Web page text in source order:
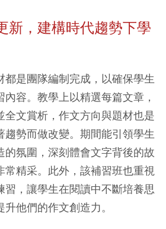
新，建構時代趨勢下學
都是團隊編制完成，以確保學生
容。教學上以精選每篇文章，
全文賞析，作文方向與題材也是
趨勢而做改變。期間能引領學生
的氛圍，深刻體會文字背後的故
常精采。此外，該補習班也重視
習，讓學生在閱讀中不斷培養思
他們的作文創造力。